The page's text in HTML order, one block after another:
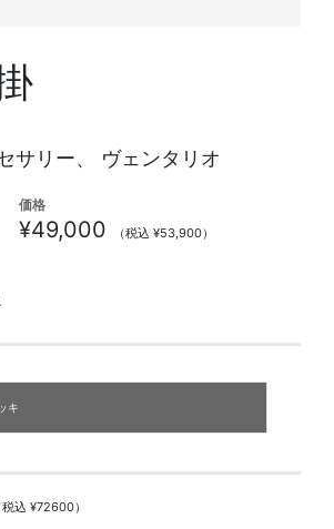
サリー、 ヴェンタリオ
価格
¥49,000 （税込 ¥53,900）
キ
税込 ¥72600）